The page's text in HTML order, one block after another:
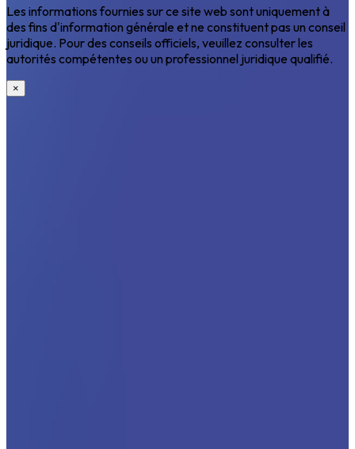
Les informations fournies sur ce site web sont uniquement à
des fins d'information générale et ne constituent pas un conseil
juridique. Pour des conseils officiels, veuillez consulter les
autorités compétentes ou un professionnel juridique qualifié.
×